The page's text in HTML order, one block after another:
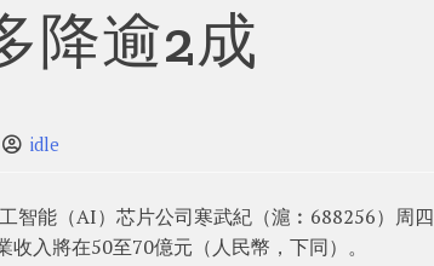
降逾2成
idle
智能（AI）芯片公司寒武紀（滬︰688256）周四
入將在50至70億元（人民幣，下同）。